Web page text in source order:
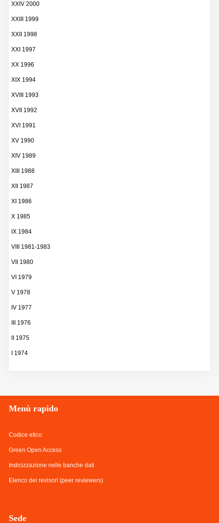
XXIV 2000
XXIII 1999
XXII 1998
XXI 1997
XX 1996
XIX 1994
XVIII 1993
XVII 1992
XVI 1991
XV 1990
XIV 1989
XIII 1988
XII 1987
XI 1986
X 1985
IX 1984
VIII 1981-1983
VII 1980
VI 1979
V 1978
IV 1977
III 1976
II 1975
I 1974
Menù rapido
Codice etico
Green Open Access
Indicizzazione nelle banche dati
Elenco dei revisori (peer reviewers)
Sede